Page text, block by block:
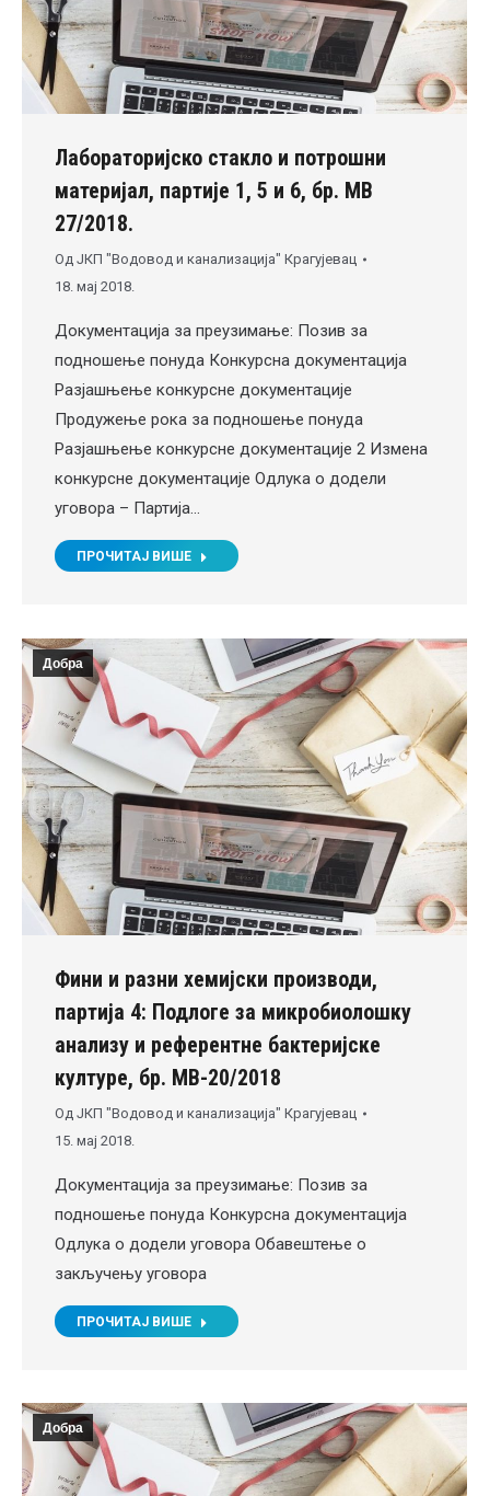
Лабораторијско стакло и потрошни
материјал, партије 1, 5 и 6, бр. МВ
27/2018.
Од ЈКП "Водовод и канализација" Крагујевац
18. мај 2018.
Документација за преузимање: Позив за
подношење понуда Конкурсна документација
Разјашњење конкурсне документације
Продужење рока за подношење понуда
Разјашњење конкурсне документације 2 Измена
конкурсне документације Одлука о додели
уговора – Партија…
ПРОЧИТАЈ ВИШЕ
Добра
Фини и разни хемијски производи,
партија 4: Подлоге за микробиолошку
анализу и референтне бактеријске
културе, бр. МВ-20/2018
Од ЈКП "Водовод и канализација" Крагујевац
15. мај 2018.
Документација за преузимање: Позив за
подношење понуда Конкурсна документација
Одлука о додели уговора Обавештење о
закључењу уговора
ПРОЧИТАЈ ВИШЕ
Добра